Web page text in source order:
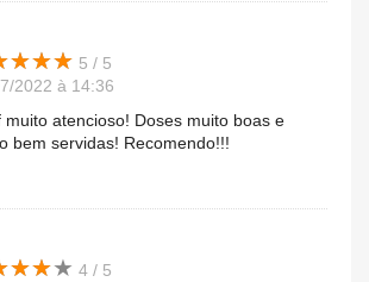
★★★
★★★ 5 / 5
2022 à 14:36
muito atencioso! Doses muito boas e
bem servidas! Recomendo!!!
★★★
★★★ 4 / 5